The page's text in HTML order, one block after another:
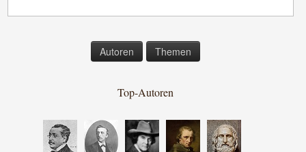
Autoren Themen
Top-Autoren